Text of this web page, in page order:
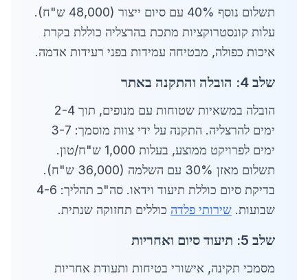
תשלום נוסף 40% עם סיום ייצור (48,000 ש"ח).
עלות קונסטרוקציות מתכת בהרצליה כוללת בקרת
איכות כפולה, מבטיחה עמידות בפני רעידות אדמה.
שלב 4: הובלה והתקנה באתר
הובלה במשאיות שטוחות עם מנופים, תוך 2-4
ימים להרצליה. התקנה על ידי צוות מוסמך: 3-7
ימים לפרויקט ממוצע, בעלות 1,000 ש"ח/טון.
תשלום מאזן 30% עם השלמה (36,000 ש"ח).
בדיקת סיום כוללת תיעוד וידאו. סה"כ תהליך: 4-6
שבועות. שירותי פלדה כוללים תחזוקה שנתית.
שלב 5: תיעוד סיום ואחריות
מסמכי תקינה, אישורי בטיחות ותעודת אחריות